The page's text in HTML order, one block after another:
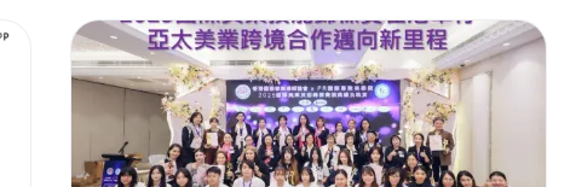
「HK TECHATHON+ 2026（Hong Kong
Techathon）」中，於初創企業提案環節榮獲銅
獎。此次獲獎，代表本公司在建築與基礎設施領
域的數碼技術，於技術實力、商業可行性及全球
拓展潛力等方面均獲得高度評價。DataLabs 將